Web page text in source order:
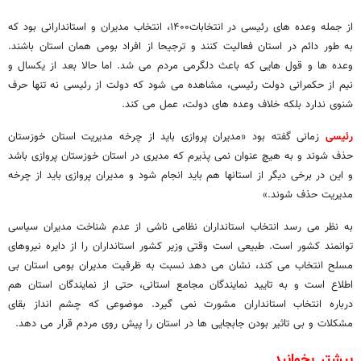
از جمله وعده های رئیسی در انتخابات۱۴۰۰، انتخاب مدیران و استاندارانی بود که
به طور دائم در استان فعالیت کنند و ترجیحا از افراد بومی همان استان باشند.
وعده ها و قول هایی که باعث دلگرمی مردم می شد. اما حالا بعد از یکسال و
نیم از حکمرانی دولت رئیسی، مشاهده می شود که دولت از رئیسی نه تنها حرف
شنوی ندارد بلکه خلاف وعده های دولت، عمل می کند.
رئیسی زمانی گفته بود «مدیران پروازی باید از چرخه مدیریت استان خوزستان
حذف شوند و به هیچ عنوان نمی پذیرم که مدیری در استان خوزستان پروازی باشد
و این در برخی دیگر از استانها هم باید انجام شود و مدیران پروازی باید از چرخه
مدیریت حذف شوند.»
به نظر می رسد انتخاب استانداران نظامی ناشی از عدم شناخت مدیران سیاسی
توانمند کشور است. طبیعی است وقتی وزیر کشور استانداران را از دایره نیروهای
مسلح انتخاب می کند، نشان می دهد نسبت به ظرفیت مدیران بومی استان بی
اطلاع است و به تایید نمایندگان مجامع استانی، حتی از نمایندگان استان هم
درباره انتخاب استانداران مشورت نمی گیرد. موضوعی که چشم انداز بقای
مشکلات و بی تاثیر بودن جابجایی ها در استان را پیش روی مردم قرار می دهد.